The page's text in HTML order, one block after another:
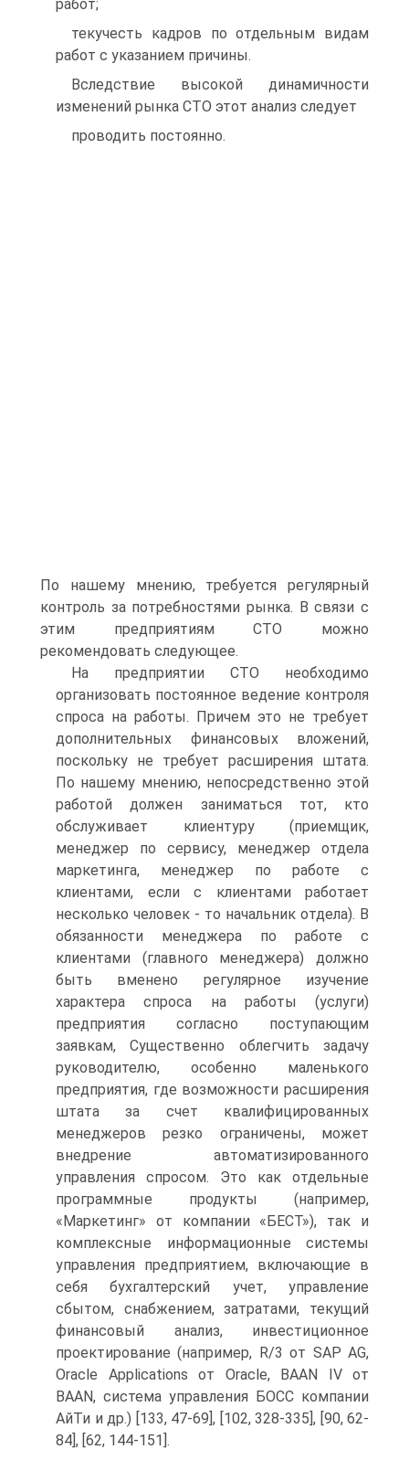
работ;
текучесть кадров по отдельным видам
работ с указанием причины.
Вследствие высокой динамичности
изменений рынка СТО этот анализ следует
проводить постоянно.
По нашему мнению, требуется регулярный
контроль за потребностями рынка. В связи с
этим предприятиям СТО можно
рекомендовать следующее.
На предприятии СТО необходимо
организовать постоянное ведение контроля
спроса на работы. Причем это не требует
дополнительных финансовых вложений,
поскольку не требует расширения штата.
По нашему мнению, непосредственно этой
работой должен заниматься тот, кто
обслуживает клиентуру (приемщик,
менеджер по сервису, менеджер отдела
маркетинга, менеджер по работе с
клиентами, если с клиентами работает
несколько человек - то начальник отдела). В
обязанности менеджера по работе с
клиентами (главного менеджера) должно
быть вменено регулярное изучение
характера спроса на работы (услуги)
предприятия согласно поступающим
заявкам, Существенно облегчить задачу
руководителю, особенно маленького
предприятия, где возможности расширения
штата за счет квалифицированных
менеджеров резко ограничены, может
внедрение автоматизированного
управления спросом. Это как отдельные
программные продукты (например,
«Маркетинг» от компании «БЕСТ»), так и
комплексные информационные системы
управления предприятием, включающие в
себя бухгалтерский учет, управление
сбытом, снабжением, затратами, текущий
финансовый анализ, инвестиционное
проектирование (например, R/3 от SAP AG,
Oracle Applications от Oracle, BAAN IV от
BAAN, система управления БОСС компании
АйТи и др.) [133, 47-69], [102, 328-335], [90, 62-
84], [62, 144-151].